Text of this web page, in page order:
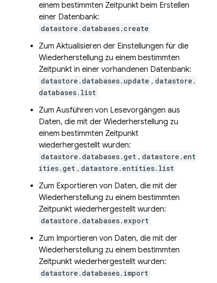
einem bestimmten Zeitpunkt beim Erstellen
einer Datenbank:
datastore.databases.create
Zum Aktualisieren der Einstellungen für die
Wiederherstellung zu einem bestimmten
Zeitpunkt in einer vorhandenen Datenbank:
datastore.databases.update , datastore.
databases.list
Zum Ausführen von Lesevorgängen aus
Daten, die mit der Wiederherstellung zu
einem bestimmten Zeitpunkt
wiederhergestellt wurden:
datastore.databases.get , datastore.ent
ities.get , datastore.entities.list
Zum Exportieren von Daten, die mit der
Wiederherstellung zu einem bestimmten
Zeitpunkt wiederhergestellt wurden:
datastore.databases.export
Zum Importieren von Daten, die mit der
Wiederherstellung zu einem bestimmten
Zeitpunkt wiederhergestellt wurden:
datastore.databases.import